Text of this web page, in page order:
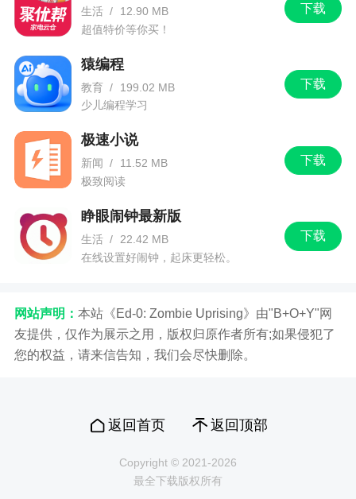
13.量房平面图支持上传小视频
15、业主选材提交调整
16.修复了已知bug
下载
生活 /
12.90 MB
超值特价等你买！
下载
猿编程
教育 /
199.02 MB
少儿编程学习
下载
极速小说
新闻 /
11.52 MB
极致阅读
下载
睁眼闹钟最新版
生活 /
22.42 MB
在线设置好闹钟，起床更轻松。
网站声明： 本站《Ed-0: Zombie Uprising》由"B+O+Y"网
友提供，仅作为展示之用，版权归原作者所有;如果侵犯了
您的权益，请来信告知，我们会尽快删除。
返回首页 返回顶部
Copyright © 2021-2026
最全下载版权所有